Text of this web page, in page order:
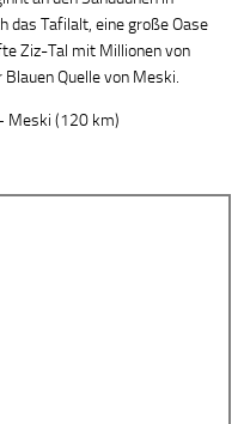
das Tafilalt, eine große Oase
Ziz-Tal mit Millionen von
Quelle von Meski.
Meski (120 km)